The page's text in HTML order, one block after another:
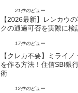
21件のビュー
【2026最新】レンカウ
クの通過可否を実際に検
17件のビュー
【クレカ不要】ミライ
を作る方法！住信SBI銀
術
12件のビュー